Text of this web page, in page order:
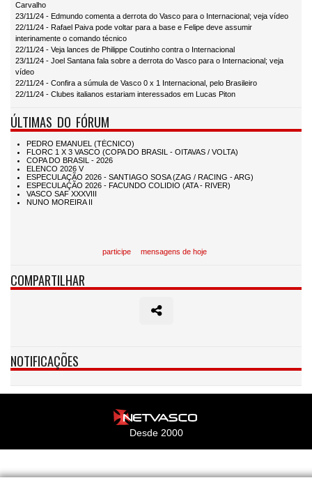
Carvalho
23/11/24 - Edmundo comenta a derrota do Vasco para o Internacional; veja vídeo
22/11/24 - Rafael Paiva pode voltar para a base e Felipe deve assumir
interinamente o comando técnico
22/11/24 - Veja lances de Philippe Coutinho contra o Internacional
23/11/24 - Joel Santana fala sobre a derrota do Vasco para o Internacional; veja
vídeo
22/11/24 - Confira a súmula de Vasco 0 x 1 Internacional, pelo Brasileiro
22/11/24 - Clubes italianos estariam interessados em Lucas Piton
ÚLTIMAS DO FÓRUM
participe mensagens de hoje
COMPARTILHAR
NOTIFICAÇÕES
Desde 2000